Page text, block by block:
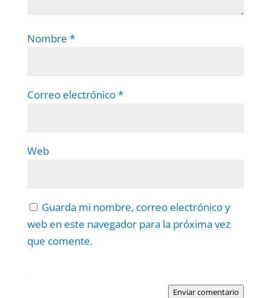
Nombre *
Correo electrónico*
Web
Guarda mi nombre, correo electrónico y
web en este navegador para la próxima vez
que comente.
Enviar comentario